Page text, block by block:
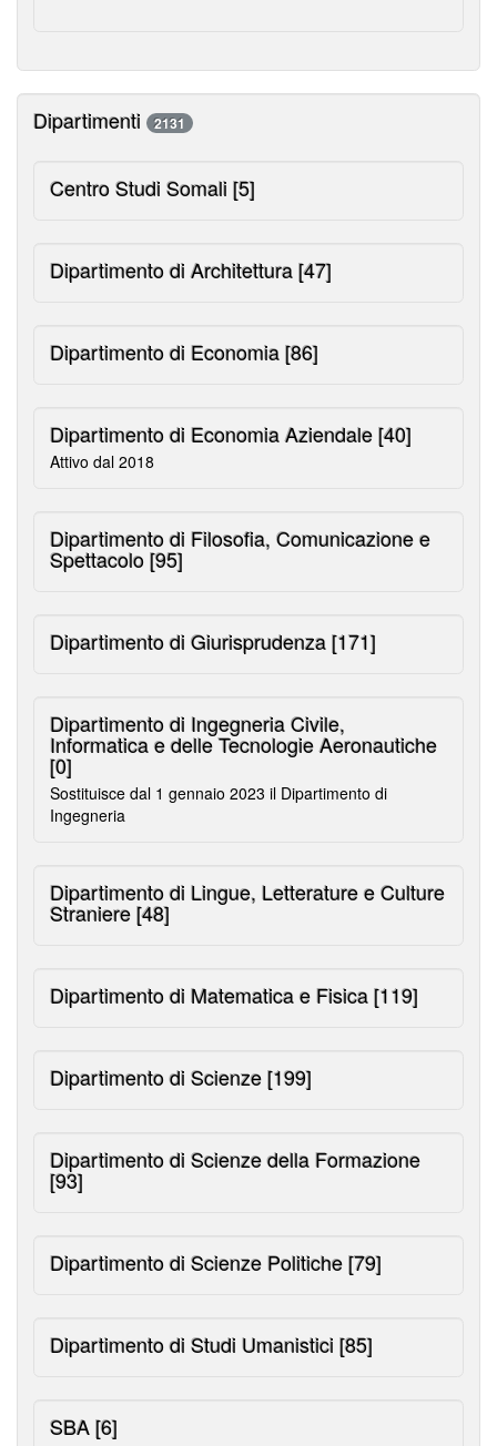
Dipartimenti 2131
Centro Studi Somali [5]
Dipartimento di Architettura[47]
Dipartimento di Economia[86]
Dipartimento di Economia Aziendale[40]
Attivo dal 2018
Dipartimento di Filosofia, Comunicazione e
Spettacolo[95]
Dipartimento di Giurisprudenza[171]
Dipartimento di Ingegneria Civile,
Informatica e delle Tecnologie Aeronautiche
[0]
Sostituisce dal 1 gennaio 2023 il Dipartimento di
Ingegneria
Dipartimento di Lingue, Letterature e Culture
Straniere[48]
Dipartimento di Matematica e Fisica[119]
Dipartimento di Scienze[199]
Dipartimento di Scienze della Formazione
[93]
Dipartimento di Scienze Politiche[79]
Dipartimento di Studi Umanistici [85]
SBA[6]